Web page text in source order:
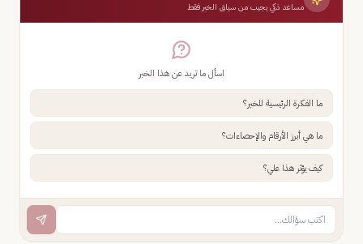
مساعد ذكي يجيب من سياق الخبر فقط
اسأل ما تريد عن هذا الخبر
ما الفكرة الرئيسية للخبر؟
ما هي أبرز الأرقام والإحصاءات؟
كيف يؤثر هذا علي؟